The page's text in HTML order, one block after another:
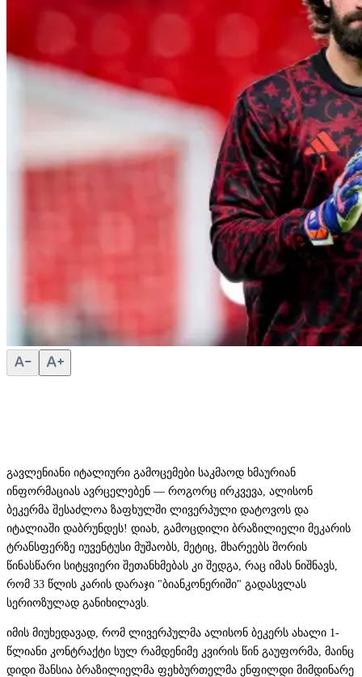
გავლენიანი იტალიური გამოცემები საკმაოდ ხმაურიან
ინფორმაციას ავრცელებენ — როგორც ირკვევა, ალისონ
ბეკერმა შესაძლოა ზაფხულში ლივერპული დატოვოს და
იტალიაში დაბრუნდეს! დიახ, გამოცდილი ბრაზილიელი მეკარის
ტრანსფერზე იუვენტუსი მუშაობს, მეტიც, მხარეებს შორის
წინასწარი სიტყვიერი შეთანხმებას კი შედგა, რაც იმას ნიშნავს,
რომ 33 წლის კარის დარაჯი "ბიანკონერიში" გადასვლას
სერიოზულად განიხილავს.
იმის მიუხედავად, რომ ლივერპულმა ალისონ ბეკერს ახალი 1-
წლიანი კონტრაქტი სულ რამდენიმე კვირის წინ გაუფორმა, მაინც
დიდი შანსია ბრაზილიელმა ფეხბურთელმა ენფილდი მიმდინარე